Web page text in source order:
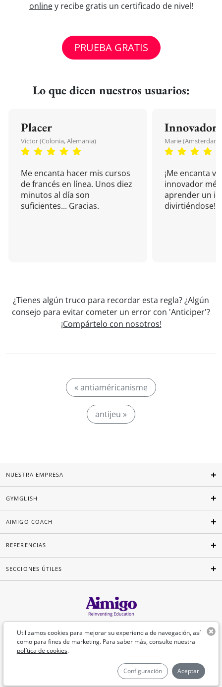
onliney recibe gratis un certificado de nivel!
PRUEBA GRATIS
Lo que dicen nuestros usuarios:
Placer
Victor (Colonia, Alemania)
Me encanta hacer mis cursos
de francés en línea. Unos diez
minutos al día son
suficientes... Gracias.
Innovador
Marie (Amsterdam,
¡Me encanta
innovador
aprender un
divirtiéndose!
¿Tienes algún truco para recordar esta regla? ¿Algún
consejo para evitar cometer un error con 'Anticiper'?
¡Compártelo con nosotros!
« antiaméricanisme
antijeu »
Utilizamos cookies para mejorar su experiencia de navegación, así
como para fines de marketing. Para saber más, consulte nuestra
política de cookies.
Configuración Aceptar
NUESTRA EMPRESA
GYMGLISH
AIMIGO COACH
REFERENCIAS
SECCIONES ÚTILES
Español